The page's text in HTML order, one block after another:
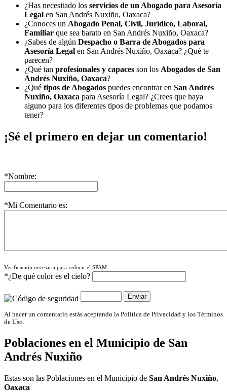
¿Has necesitado los servicios de un Abogado para Asesoría
Legal en San Andrés Nuxiño, Oaxaca?
¿Conoces un Abogado Penal, Civil, Jurídico, Laboral,
Familiar que sea barato en San Andrés Nuxiño, Oaxaca?
¿Sabes de algún Despacho o Barra de Abogados para
Asesoría Legal en San Andrés Nuxiño, Oaxaca? ¿Qué te
parecen?
¿Qué tan profesionales y capaces son los Abogados de San
Andrés Nuxiño, Oaxaca?
¿Qué tipos de Abogados puedes encontrar en San Andrés
Nuxiño, Oaxaca para Asesoría Legal? ¿Crees que haya
alguno para los diferentes tipos de problemas que podamos
tener?
¡Sé el primero en dejar un comentario!
*Nombre:
*Mi Comentario es:
Verificación necesaria para reducir el SPAM
*¿De qué color es el cielo?
Al hacer un comentario estás aceptando la Política de Privacidad y los Términos
de Uso.
Poblaciones en el Municipio de San
Andrés Nuxiño
Estas son las Poblaciones en el Municipio de San Andrés Nuxiño,
Oaxaca